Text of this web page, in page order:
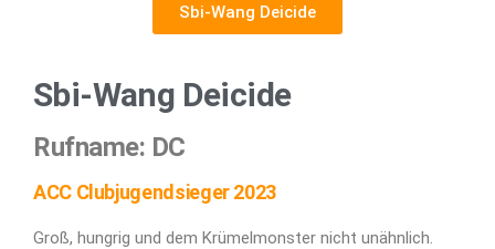
Sbi-Wang Deicide
Sbi-Wang Deicide
Rufname: DC
ACC Clubjugendsieger 2023
Groß, hungrig und dem Krümelmonster nicht unähnlich.